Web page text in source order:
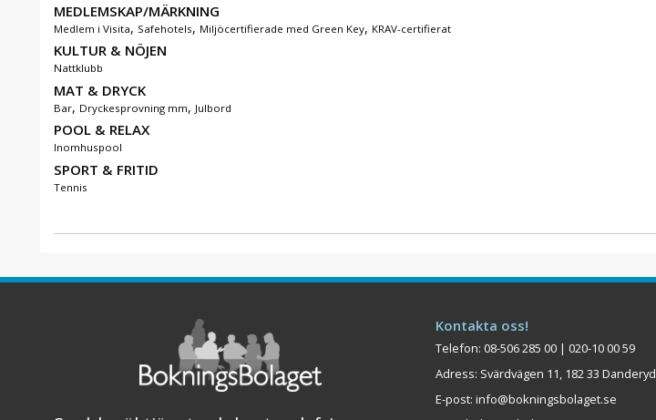
MEDLEMSKAP/MÄRKNING
Medlem i Visita, Safehotels, Miljöcertifierade med Green Key, KRAV-certifierat
KULTUR & NÖJEN
Nattklubb
MAT & DRYCK
Bar, Dryckesprovning mm, Julbord
POOL & RELAX
Inomhuspool
SPORT & FRITID
Tennis
Kontakta oss!
Telefon: 08-506 285 00 | 020-10 00 59
Adress: Svärdvägen 11, 182 33 Danderyd
E-post: info@bokningsbolaget.se